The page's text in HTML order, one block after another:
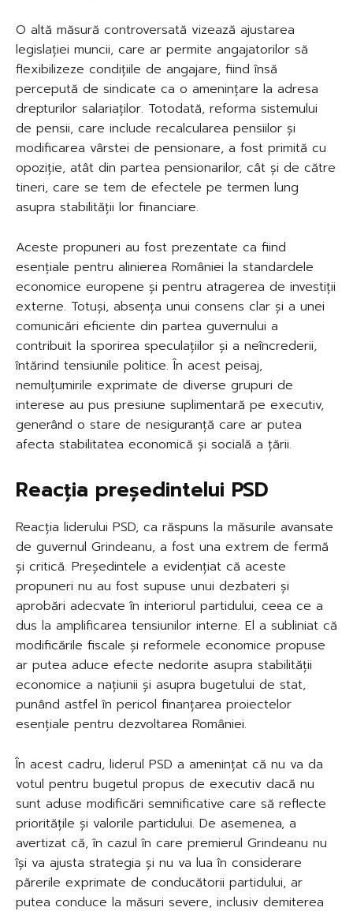
O altă măsură controversată vizează ajustarea
legislației muncii, care ar permite angajatorilor să
flexibilizeze condițiile de angajare, fiind însă
percepută de sindicate ca o amenințare la adresa
drepturilor salariaților. Totodată, reforma sistemului
de pensii, care include recalcularea pensiilor și
modificarea vârstei de pensionare, a fost primită cu
opoziție, atât din partea pensionarilor, cât și de către
tineri, care se tem de efectele pe termen lung
asupra stabilității lor financiare.
Aceste propuneri au fost prezentate ca fiind
esențiale pentru alinierea României la standardele
economice europene și pentru atragerea de investiții
externe. Totuși, absența unui consens clar și a unei
comunicări eficiente din partea guvernului a
contribuit la sporirea speculațiilor și a neîncrederii,
întărind tensiunile politice. În acest peisaj,
nemulțumirile exprimate de diverse grupuri de
interese au pus presiune suplimentară pe executiv,
generând o stare de nesiguranță care ar putea
afecta stabilitatea economică și socială a țării.
Reacția președintelui PSD
Reacția liderului PSD, ca răspuns la măsurile avansate
de guvernul Grindeanu, a fost una extrem de fermă
și critică. Președintele a evidențiat că aceste
propuneri nu au fost supuse unui dezbateri și
aprobări adecvate în interiorul partidului, ceea ce a
dus la amplificarea tensiunilor interne. El a subliniat că
modificările fiscale și reformele economice propuse
ar putea aduce efecte nedorite asupra stabilității
economice a națiunii și asupra bugetului de stat,
punând astfel în pericol finanțarea proiectelor
esențiale pentru dezvoltarea României.
În acest cadru, liderul PSD a amenințat că nu va da
votul pentru bugetul propus de executiv dacă nu
sunt aduse modificări semnificative care să reflecte
prioritățile și valorile partidului. De asemenea, a
avertizat că, în cazul în care premierul Grindeanu nu
își va ajusta strategia și nu va lua în considerare
părerile exprimate de conducătorii partidului, ar
putea conduce la măsuri severe, inclusiv demiterea